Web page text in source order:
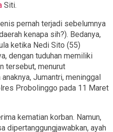
Siti.
pernah terjadi sebelumnya
kenapa sih?). Bedanya,
ketika Nedi Sito (55)
dengan tuduhan memiliki
tersebut, menurut
Jumantri, meninggal
Probolinggo pada 11 Maret
kematian korban. Namun,
dipertanggungjawabkan, ayah